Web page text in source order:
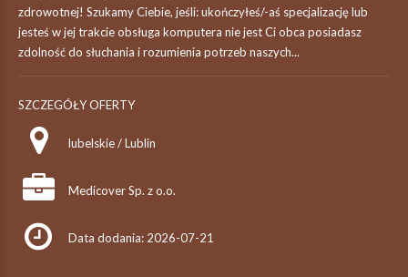
zdrowotnej! Szukamy Ciebie, jeśli: ukończyłeś/-aś specjalizację lub
jesteś w jej trakcie obsługa komputera nie jest Ci obca posiadasz
zdolność do słuchania i rozumienia potrzeb naszych...
SZCZEGÓŁY OFERTY
lubelskie / Lublin
Medicover Sp. z o.o.
Data dodania: 2026-07-21